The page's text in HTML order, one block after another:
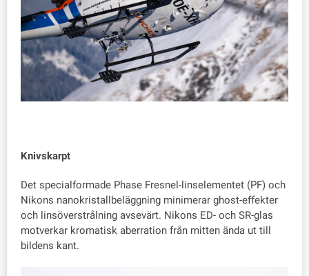
Knivskarpt
Det specialformade Phase Fresnel-linselementet (PF) och
Nikons nanokristallbeläggning minimerar ghost-effekter
och linsöverstrålning avsevärt. Nikons ED- och SR-glas
motverkar kromatisk aberration från mitten ända ut till
bildens kant.